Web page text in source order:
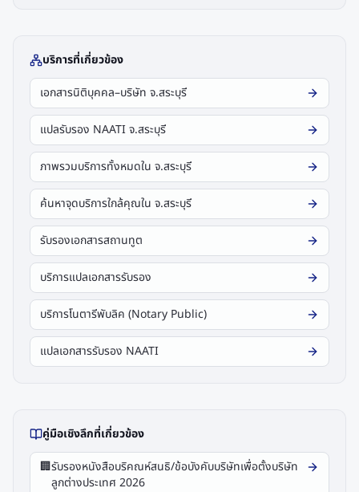
บริการที่เกี่ยวข้อง
เอกสารนิติบุคคล–บริษัท จ.สระบุรี
แปลรับรอง NAATI จ.สระบุรี
ภาพรวมบริการทั้งหมดใน จ.สระบุรี
ค้นหาจุดบริการใกล้คุณใน จ.สระบุรี
รับรองเอกสารสถานทูต
บริการแปลเอกสารรับรอง
บริการโนตารีพับลิค (Notary Public)
แปลเอกสารรับรอง NAATI
คู่มือเชิงลึกที่เกี่ยวข้อง
🏢รับรองหนังสือบริคณห์สนธิ/ข้อบังคับบริษัทเพื่อตั้งบริษัท
ลูกต่างประเทศ 2026